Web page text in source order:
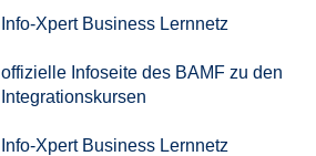
Info-Xpert Business Lernnetz
offizielle Infoseite des BAMF zu den
Integrationskursen
Info-Xpert Business Lernnetz